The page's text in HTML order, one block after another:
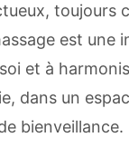
toujours
est une
et à
dans un
bienveillance.